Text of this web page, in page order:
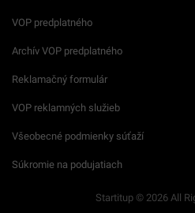
VOP predplatného
Archív VOP predplatného
Reklamačný formulár
VOP reklamných služieb
Všeobecné podmienky súťaží
Súkromie na podujatiach
Startitup © 2026 All